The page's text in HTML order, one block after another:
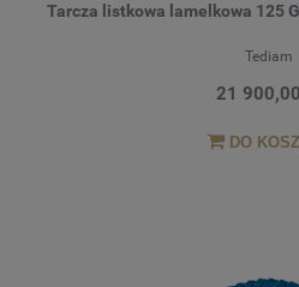
Tarcza listkowa lamelkowa 125
Tediam
21
DO